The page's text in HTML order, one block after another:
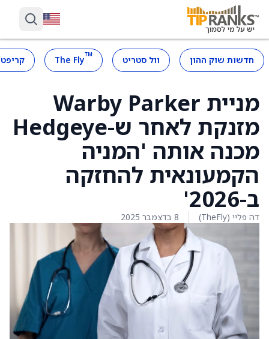
חדשות שוק ההון וול סטריט ™
The Fly
מניית Warby Parker
מזנקת לאחר ש-Hedgeye
מכנה אותה 'המניה
הקמעונאית להחזקה
ב-2026'
דה פליי (TheFly) 8 בדצמבר 2025